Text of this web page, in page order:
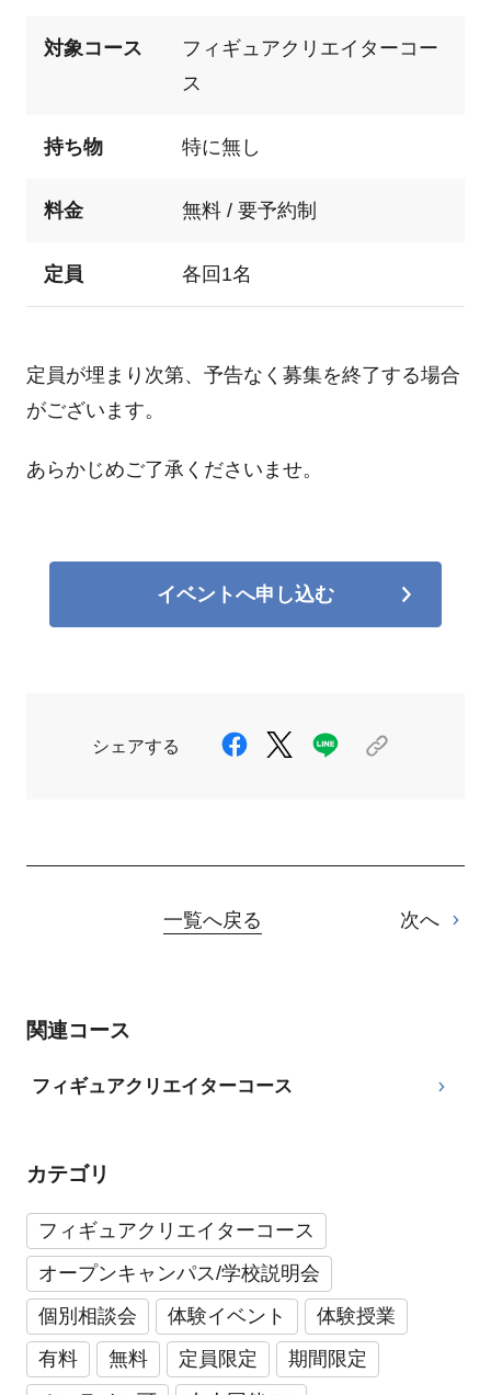
対象コース
フィギュアクリエイターコー
ス
持ち物 特に無し
料金 無料 / 要予約制
定員 各回1名
定員が埋まり次第、予告なく募集を終了する場合
がございます。
あらかじめご了承くださいませ。
イベントへ申し込む
シェアする
一覧へ戻る 次へ
関連コース
フィギュアクリエイターコース
カテゴリ
フィギュアクリエイターコース
オープンキャンパス/学校説明会
個別相談会
体験イベント
体験授業
有料
無料 定員限定
期間限定